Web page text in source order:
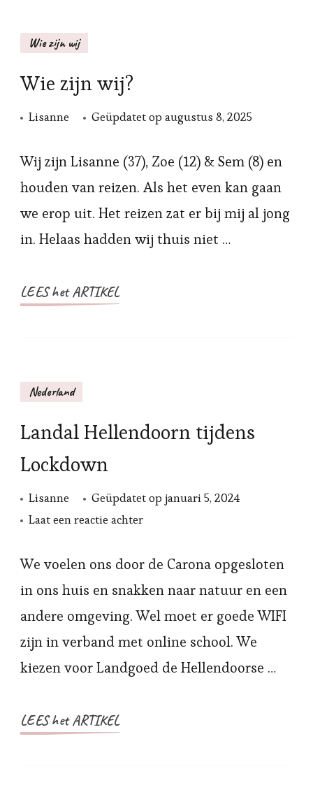
Wie zijn wij
Wie zijn wij?
Lisanne Geüpdatet op augustus 8, 2025
Wij zijn Lisanne (37), Zoe (12) & Sem (8) en
houden van reizen. Als het even kan gaan
we erop uit. Het reizen zat er bij mij al jong
in. Helaas hadden wij thuis niet …
LEES het ARTIKEL
Nederland
Landal Hellendoorn tijdens
Lockdown
Lisanne Geüpdatet op januari 5, 2024
Laat een reactie achterop
Hellendoorn
tijdens
We voelen ons door de Carona opgesloten
in ons huis en snakken naar natuur en een
andere omgeving. Wel moet er goede WIFI
zijn in verband met online school. We
kiezen voor Landgoed de Hellendoorse …
LEES het ARTIKEL